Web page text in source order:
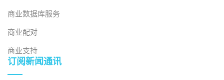
商业数据库服务
商业配对
商业支持
订阅新闻通讯